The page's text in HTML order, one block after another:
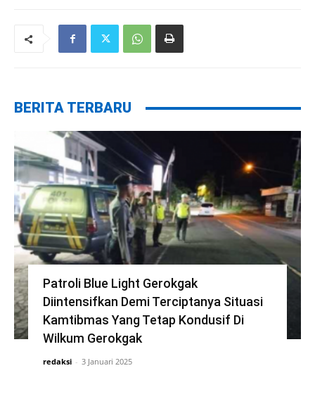
BERITA TERBARU
Patroli Blue Light Gerokgak
Diintensifkan Demi Terciptanya Situasi
Kamtibmas Yang Tetap Kondusif Di
Wilkum Gerokgak
redaksi - 3 Januari 2025